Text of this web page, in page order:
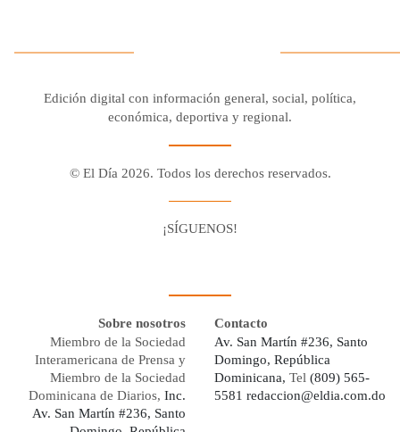
Edición digital con información general, social, política,
económica, deportiva y regional.
© El Día 2026. Todos los derechos reservados.
¡SÍGUENOS!
Sobre nosotros
Miembro de la Sociedad
Interamericana de Prensa y
Miembro de la Sociedad
Dominicana de Diarios, Inc.
Av. San Martín #236, Santo
Contacto
Av. San Martín #236, Santo
Domingo, República
Dominicana, Tel (809) 565-
5581 redaccion@eldia.com.do